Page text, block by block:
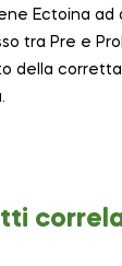
Ectoina ad
tra Pre e
della